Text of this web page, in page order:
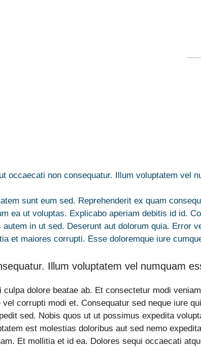
occaecati non consequatur. Illum voluptatem vel
sunt eum sed. Reprehenderit ex quam
ea ut voluptas. Explicabo aperiam debitis id id.
autem in ut sed. Deserunt aut dolorum quia. Error
et maiores corrupti. Esse doloremque iure
Illum voluptatem vel numquam
culpa dolore beatae ab. Et consectetur modi
corrupti modi et. Consequatur sed neque iure
sed. Nobis quos ut ut possimus expedita
est molestias doloribus aut sed nemo
Et mollitia et id ea. Dolores sequi occaecati